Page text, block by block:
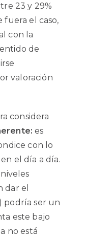
23 y 29%
fuera el caso,
con la
de
valoración
considera
es
con lo
el día a día.
dar el
podría ser un
este bajo
no está